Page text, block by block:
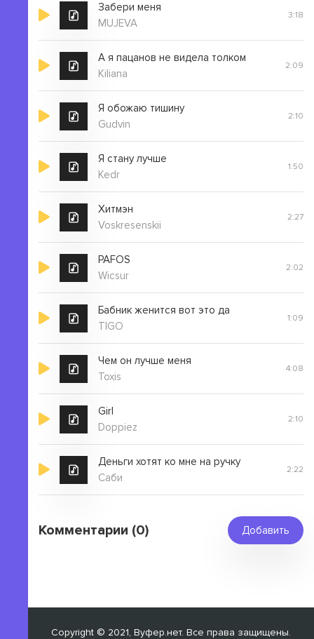
Забери меня
MUJEVA
3:18
А я пацанов не видела толком
Kiliana
2:09
Я обожаю тишину
Gudvin
2:10
Я стану лучше
Kedr
1:50
Хитмэн
Voskresenskii
2:27
PAFOS
Wicsur
2:02
Бабник женится вот это да
TIGO
1:09
Чем он лучше меня
Toxis
4:08
Girl
Doppiez
2:10
Деньги хотят ко мне на ручку
Саби
2:22
Комментарии (0) Добавить
Copyright © 2021, Вуфер.нет. Все права защищены.